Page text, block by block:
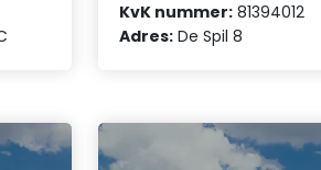
KvK nummer: 81394012
Adres: De Spil 8